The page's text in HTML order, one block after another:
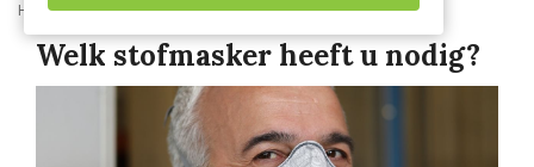
Home Blog Welk stofmasker heb je nodig
Welk stofmasker heeft u nodig?